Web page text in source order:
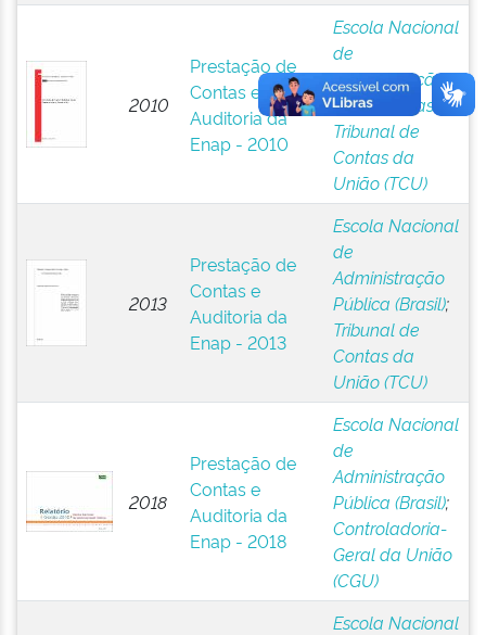
2010
Prestação de
Contas e
Auditoria da
Enap - 2010
Escola Nacional
de
Administração
Pública (Brasil);
Tribunal de
Contas da
União (TCU)
2013
Prestação de
Contas e
Auditoria da
Enap - 2013
Escola Nacional
de
Administração
Pública (Brasil);
Tribunal de
Contas da
União (TCU)
2018
Prestação de
Contas e
Auditoria da
Enap - 2018
Escola Nacional
de
Administração
Pública (Brasil);
Controladoria-
Geral da União
(CGU)
Escola Nacional